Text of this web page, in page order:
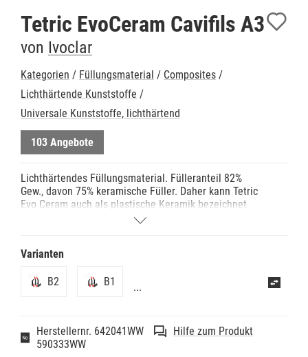
Tetric EvoCeram Cavifils A3
von Ivoclar
Kategorien / Füllungsmaterial / Composites /
Lichthärtende Kunststoffe /
Universale Kunststoffe, lichthärtend
103 Angebote
Lichthärtendes Füllungsmaterial. Fülleranteil 82%
Gew., davon 75% keramische Füller. Daher kann Tetric
Evo Ceram auch als plastische Keramik bezeichnet
werden. Geeignet für alle Füllungsklassen. Hohe
Varianten
B2 B1 ...
Herstellernr. 642041WW
590333WW
Hilfe zum Produkt